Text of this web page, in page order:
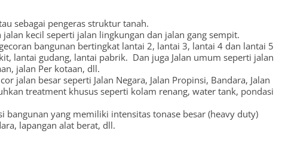
sebagai pengeras struktur tanah.
kecil seperti jalan lingkungan dan jalan gang sempit.
bangunan bertingkat lantai 2, lantai 3, lantai 4 dan lantai 5
lantai gudang, lantai pabrik. Dan juga Jalan umum seperti jalan
jalan Per kotaan, dll.
jalan besar seperti Jalan Negara, Jalan Propinsi, Bandara, Jalan
treatment khusus seperti kolam renang, water tank, pondasi
bangunan yang memiliki intensitas tonase besar (heavy duty)
lapangan alat berat, dll.